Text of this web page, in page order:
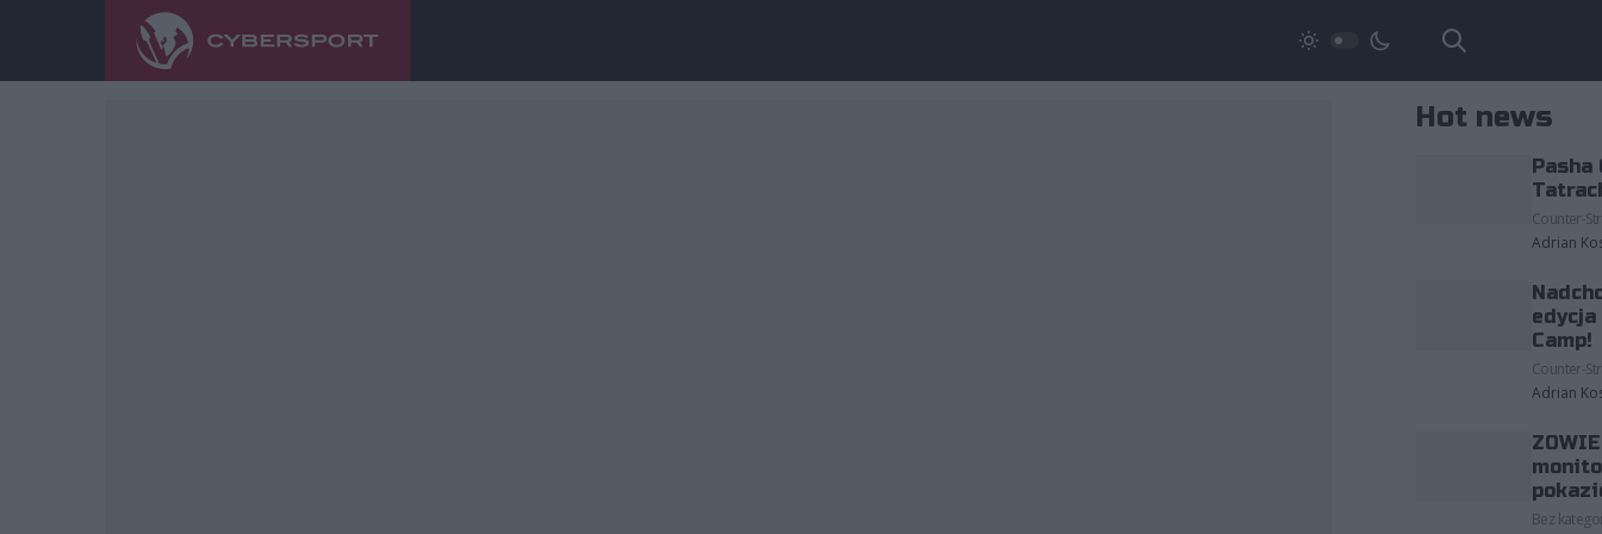
Hot news
Pasha
Counter-
Adrian
edycja
Camp!
Counter-
Adrian
Bez